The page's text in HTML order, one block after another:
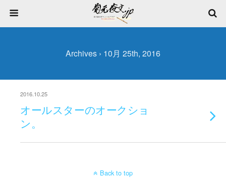
Archives › 10月 25th, 2016
2016.10.25
オールスターのオークショ
ン。
Back to top